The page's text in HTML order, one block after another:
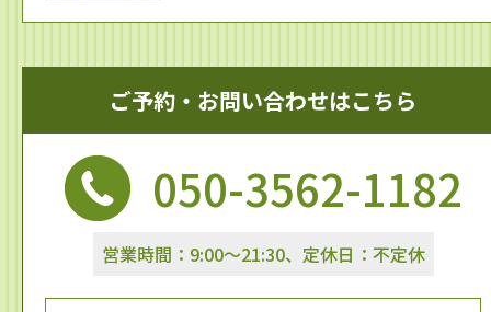
ご予約・お問い合わせはこちら
050-3562-1182
営業時間：9:00～21:30、定休日：不定休